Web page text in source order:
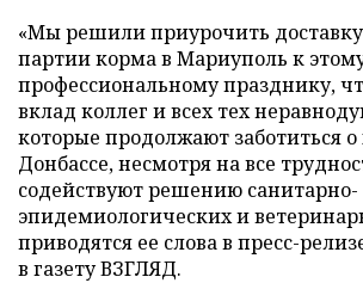
«Мы решили приурочить
партии корма в Мариуполь к
профессиональному празднику,
вклад коллег и всех тех
которые продолжают заботиться
Донбассе, несмотря на все
содействуют решению санитарно-
эпидемиологических и
приводятся ее слова в пресс-
в газету ВЗГЛЯД.